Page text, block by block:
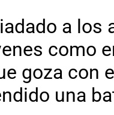
a los
como
goza con
una